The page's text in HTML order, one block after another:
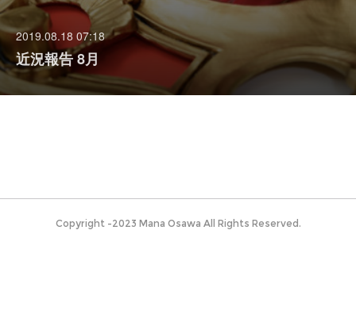
2019.08.18 07:18
近況報告 8月
Copyright -2023 Mana Osawa All Rights Reserved.